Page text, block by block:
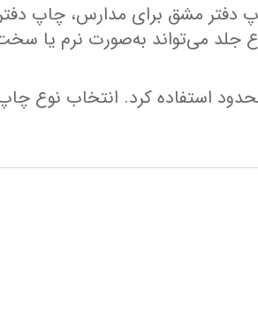
دفتر مشق برای مدارس، چاپ
جلد می‌تواند به‌صورت نرم یا
استفاده کرد. انتخاب نوع